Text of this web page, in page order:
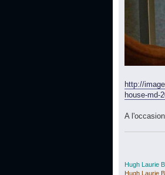
http://
house-md-
A
Hugh Laurie
Hugh Laurie